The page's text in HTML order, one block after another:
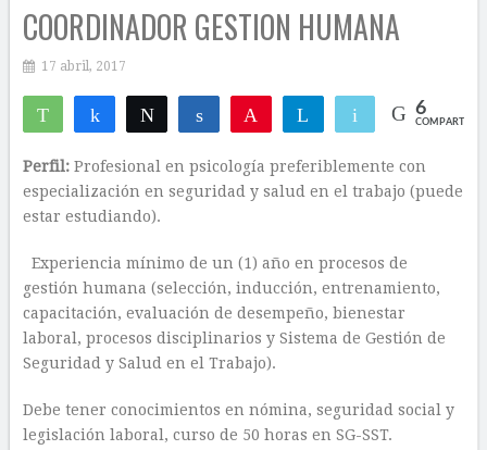
COORDINADOR GESTION HUMANA
17 abril, 2017
WhatsAppCompartirTwittear Compartir Telegram Email 6
COMPARTIR
Perfil:Profesional en psicología preferiblemente con
especialización en seguridad y salud en el trabajo (puede
estar estudiando).
Experiencia mínimo de un (1) año en procesos de
gestión humana (selección, inducción, entrenamiento,
capacitación, evaluación de desempeño, bienestar
laboral, procesos disciplinarios y Sistema de Gestión de
Seguridad y Salud en el Trabajo).
Debe tener conocimientos en nómina, seguridad social y
legislación laboral, curso de 50 horas en SG-SST.